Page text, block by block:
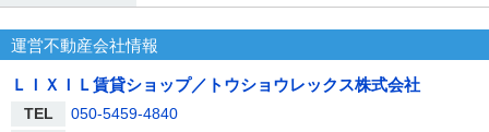
運営不動産会社情報
ＬＩＸＩＬ賃貸ショップ／トウショウレックス株式会社
TEL
050-5459-4840